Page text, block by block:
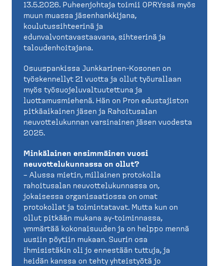
13.5.2026. Puheenjohtaja toimii OPRYssä myös
muun muassa jäsenhankkijana,
koulutussihteerinä ja
edunvalvontavastaavana, sihteerinä ja
taloudenhoitajana.
Osuuspankissa Junkkarinen-Kosonen on
työskennellyt 21 vuotta ja ollut työurallaan
myös työsuojeluvaltuutettuna ja
luottamusmiehenä. Hän on Pron edustajiston
pitkäaikainen jäsen ja Rahoitusalan
neuvottelukunnan varsinainen jäsen vuodesta
2025.
Minkälainen ensimmäinen vuosi
neuvottelukunnassa on ollut?
– Alussa mietin, millainen protokolla
rahoitusalan neuvottelukunnassa on,
jokaisessa organisaatiossa on omat
protokollat ja toimintatavat. Mutta kun on
ollut pitkään mukana ay-toiminnassa,
ymmärtää kokonaisuuden ja on helppo mennä
uusiin pöytiin mukaan. Suurin osa
ihmisistäkin oli jo ennestään tuttuja, ja
heidän kanssa on tehty yhteistyötä jo